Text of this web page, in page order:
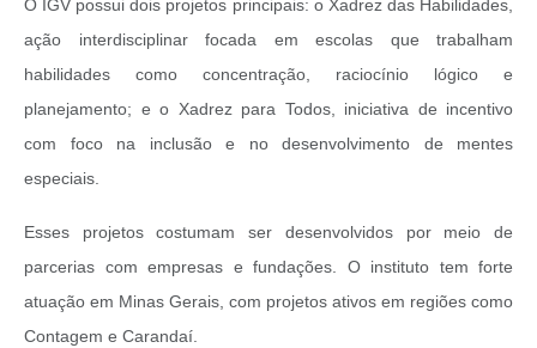
O IGV possui dois projetos principais: o Xadrez das Habilidades,
ação interdisciplinar focada em escolas que trabalham
habilidades como concentração, raciocínio lógico e
planejamento; e o Xadrez para Todos, iniciativa de incentivo
com foco na inclusão e no desenvolvimento de mentes
especiais.
Esses projetos costumam ser desenvolvidos por meio de
parcerias com empresas e fundações. O instituto tem forte
atuação em Minas Gerais, com projetos ativos em regiões como
Contagem e Carandaí.